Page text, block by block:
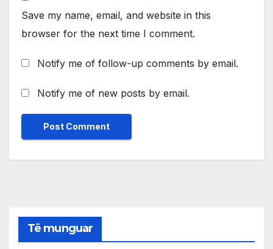
Save my name, email, and website in this
browser for the next time I comment.
Notify me of follow-up comments by email.
Notify me of new posts by email.
Të munguar